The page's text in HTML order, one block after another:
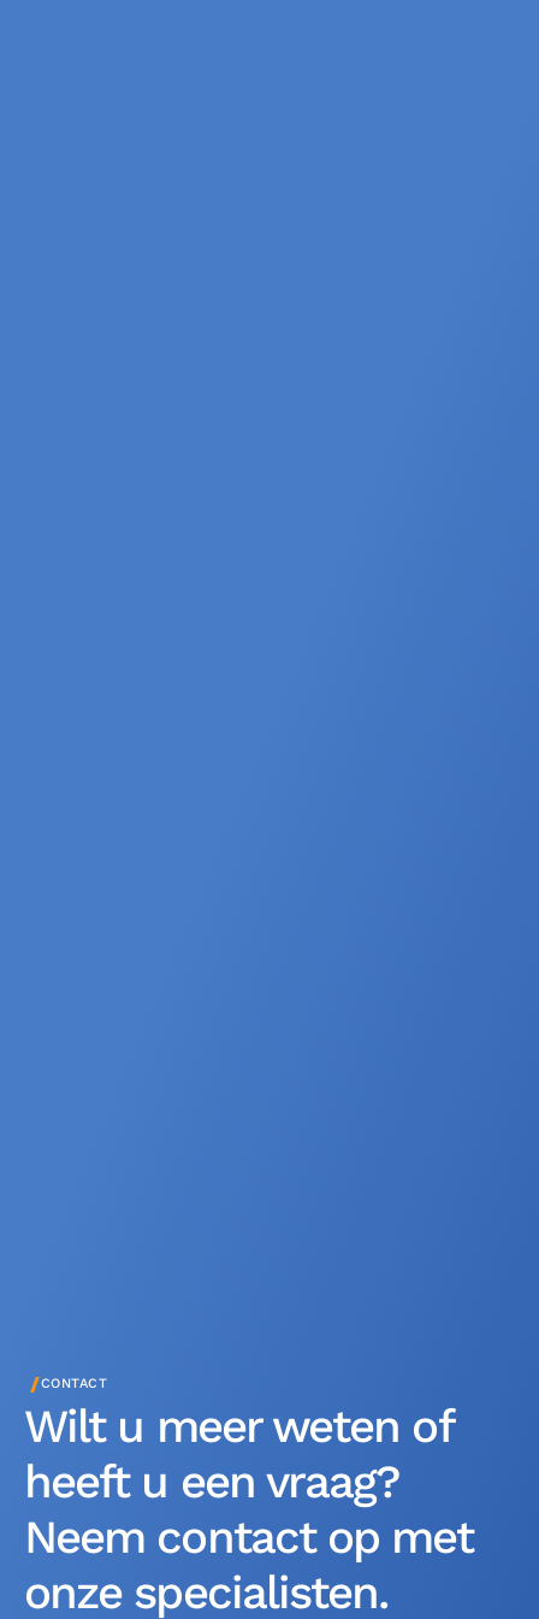
/CONTACT
Wilt u meer weten of
heeft u een vraag?
Neem contact op met
onze specialisten.